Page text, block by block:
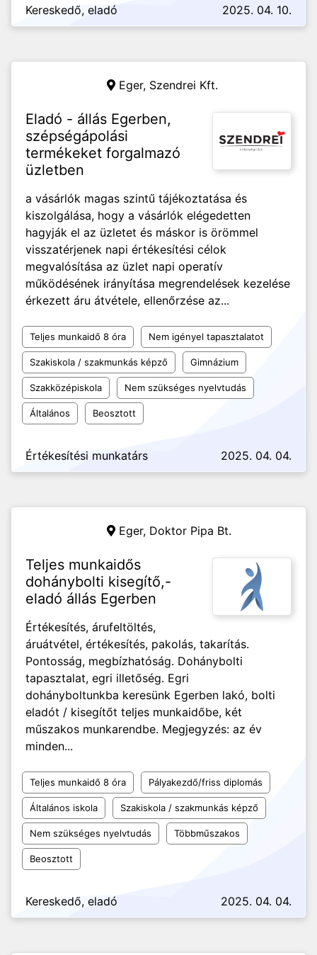
Kereskedő, eladó 2025. 04. 10.
Eger, Szendrei Kft.
Eladó - állás Egerben,
szépségápolási
termékeket forgalmazó
üzletben
a vásárlók magas szintű tájékoztatása és
kiszolgálása, hogy a vásárlók elégedetten
hagyják el az üzletet és máskor is örömmel
visszatérjenek napi értékesítési célok
megvalósítása az üzlet napi operatív
működésének irányítása megrendelések kezelése
érkezett áru átvétele, ellenőrzése az...
Teljes munkaidő 8 óra Nem igényel tapasztalatot
Szakiskola / szakmunkás képző Gimnázium
Szakközépiskola Nem szükséges nyelvtudás
Általános Beosztott
Értékesítési munkatárs 2025. 04. 04.
Eger, Doktor Pipa Bt.
Teljes munkaidős
dohánybolti kisegítő,-
eladó állás Egerben
Értékesítés, árufeltöltés,
áruátvétel, értékesítés, pakolás, takarítás.
Pontosság, megbízhatóság. Dohánybolti
tapasztalat, egri illetőség. Egri
dohányboltunkba keresünk Egerben lakó, bolti
eladót / kisegítőt teljes munkaidőbe, két
műszakos munkarendbe. Megjegyzés: az év
minden...
Teljes munkaidő 8 óra Pályakezdő/friss diplomás
Általános iskola Szakiskola / szakmunkás képző
Nem szükséges nyelvtudás Többműszakos
Beosztott
Kereskedő, eladó 2025. 04. 04.